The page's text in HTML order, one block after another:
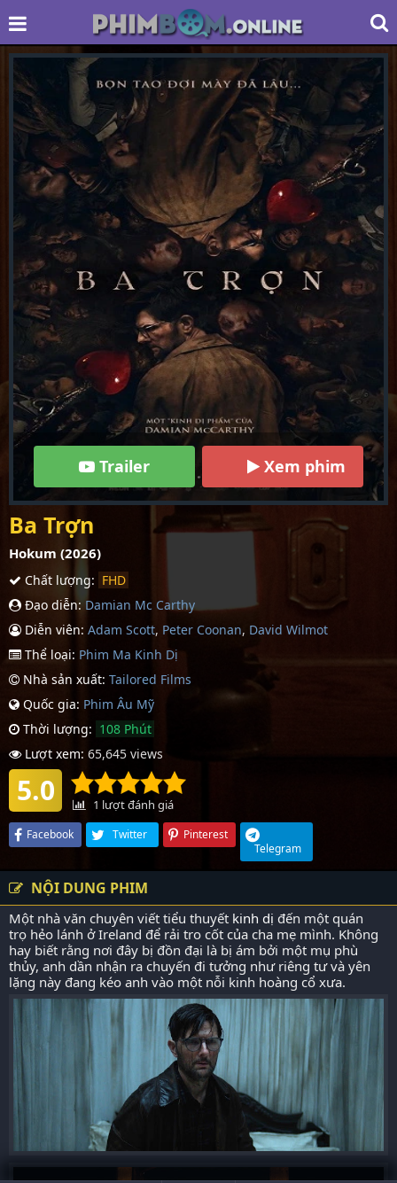
Trailer Xem phim
Ba Trợn
Hokum (2026)
Chất lượng: FHD
Đạo diễn: Damian Mc Carthy
Diễn viên: Adam Scott, Peter Coonan, David Wilmot
Thể loại: Phim Ma Kinh Dị
Nhà sản xuất: Tailored Films
Quốc gia: Phim Âu Mỹ
Thời lượng: 108 Phút
Lượt xem: 65,645 views
5.0 1 lượt đánh giá
Facebook Twitter
Pinterest
Telegram
NỘI DUNG PHIM
Một nhà văn chuyên viết tiểu thuyết kinh dị đến một quán
trọ hẻo lánh ở Ireland để rải tro cốt của cha mẹ mình. Không
hay biết rằng nơi đây bị đồn đại là bị ám bởi một mụ phù
thủy, anh dần nhận ra chuyến đi tưởng như riêng tư và yên
lặng này đang kéo anh vào một nỗi kinh hoàng cổ xưa.